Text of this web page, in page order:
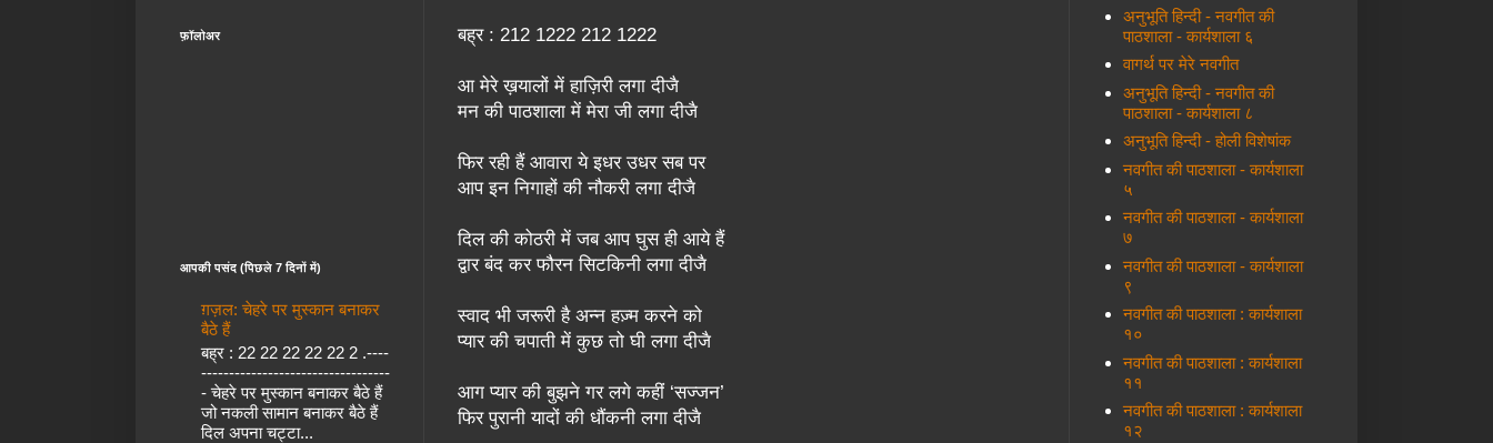
बह्र : 212 1222 212 1222
आ मेरे ख़यालों में हाज़िरी लगा दीजै
मन की पाठशाला में मेरा जी लगा दीजै
फिर रही हैं आवारा ये इधर उधर सब पर
आप इन निगाहों की नौकरी लगा दीजै
दिल की कोठरी में जब आप घुस ही आये हैं
द्वार बंद कर फौरन सिटकिनी लगा दीजै
स्वाद भी जरूरी है अन्न हज़्म करने को
प्यार की चपाती में कुछ तो घी लगा दीजै
आग प्यार की बुझने गर लगे कहीं ‘सज्जन’
फिर पुरानी यादों की धौंकनी लगा दीजै
फ़ॉलोअर
आपकी पसंद (पिछले 7 दिनों में)
ग़ज़ल: चेहरे पर मुस्कान बनाकर
बैठे हैं
बह्र : 22 22 22 22 22 2 .----
----------------------------------
- चेहरे पर मुस्कान बनाकर बैठे हैं
जो नकली सामान बनाकर बैठे हैं
दिल अपना चट्टा...
अनुभूति हिन्दी - नवगीत की
पाठशाला - कार्यशाला ६
वागर्थ पर मेरे नवगीत
अनुभूति हिन्दी - नवगीत की
पाठशाला - कार्यशाला ८
अनुभूति हिन्दी - होली विशेषांक
नवगीत की पाठशाला - कार्यशाला
५
नवगीत की पाठशाला - कार्यशाला
७
नवगीत की पाठशाला - कार्यशाला
९
नवगीत की पाठशाला : कार्यशाला
१०
नवगीत की पाठशाला : कार्यशाला
११
नवगीत की पाठशाला : कार्यशाला
१२